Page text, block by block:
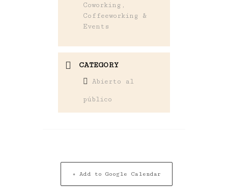
Coworking,
Coffeeworking &
Events
CATEGORY
Abierto al
público
+ Add to Google Calendar